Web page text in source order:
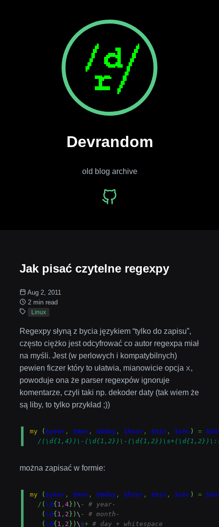
Devrandom
old blog archive
Jak pisać czytelne regexpy
Aug 2, 2011
2 min read
Linux
Regexpy słyną z bycia językiem “tylko do zapisu”,
często ciężko jest odcyfrować co autor regexpa miał
na myśli. Jest (w perlowych i kompatybilnych)
pewien ficzer który to ułatwia, mianowicie opcja x,
powoduje ona że parser regexpów ignoruje
komentarze, czyli taki np. dekoder daty (tak wiem że
są liby, to tylko przykład ;))
my ( $year , $mon , $mday , $hour , $min , $sec ) =
/(\d{1,4})\-(\d{1,2})\-
można zapisać w formie:
my ( $year , $mon , $mday , $hour , $min , $sec ) =
/ (\d {1 ,4} )\ -
# year-
(\d {1 , 2} )\ -
# month-
(\d {1 , 2} )\ s+ # day + whitespace